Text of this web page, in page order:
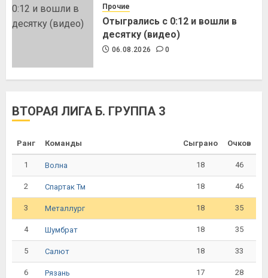
Прочие
Отыгрались с 0:12 и вошли в
десятку (видео)
06.08.2026 0
ВТОРАЯ ЛИГА Б. ГРУППА 3
Ранг Команды Сыграно Очков
1 Волна 18 46
2 Спартак Тм 18 46
3 Металлург 18 35
4 Шумбрат 18 35
5 Салют 18 33
6 Рязань 17 28